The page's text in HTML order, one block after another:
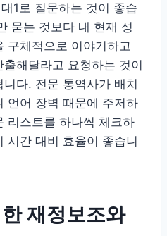
1로 질문하는 것이 좋습
묻는 것보다 내 현재 성
구체적으로 이야기하고
해달라고 요청하는 것이
다. 전문 통역사가 배치
언어 장벽 때문에 주저하
리스트를 하나씩 체크하
시간 대비 효율이 좋습니
재정보조와